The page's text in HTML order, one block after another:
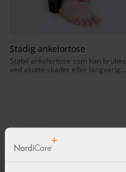
Stadig ankelortose
Stabil ankelortose som kan brukes
ved akutte skader eller langvarig
Fakta og inspirasjon